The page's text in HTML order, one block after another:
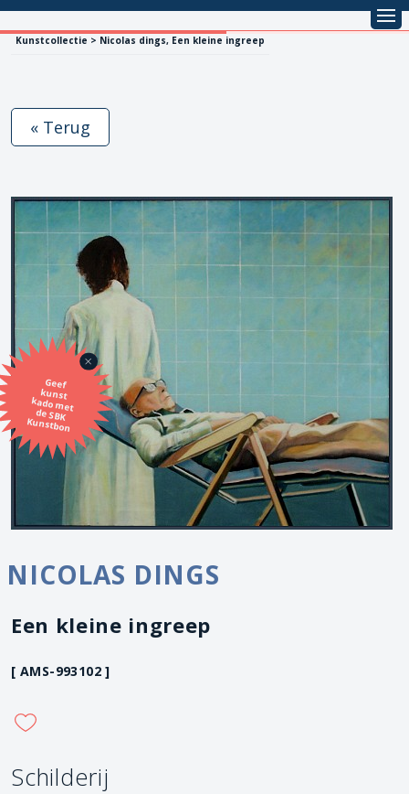
Kunstcollectie > Nicolas dings, Een kleine ingreep
Geef
kunst
kado met
de SBK
Kunstbon
« Terug
NICOLAS DINGS
Een kleine ingreep
[ AMS-993102 ]
Schilderij